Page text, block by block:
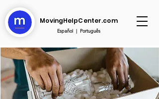
MovingHelpCenter.com
Español| Português